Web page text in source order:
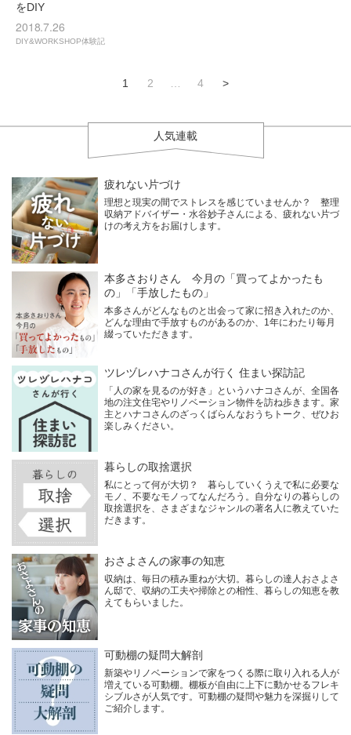
をDIY
2018.7.26
DIY&WORKSHOP体験記
1 2 … 4 >
人気連載
疲れない片づけ
理想と現実の間でストレスを感じていませんか？ 整理
収納アドバイザー・水谷妙子さんによる、疲れない片づ
けの考え方をお届けします。
本多さおりさん 今月の「買ってよかったも
の」「手放したもの」
本多さんがどんなものと出会って家に招き入れたのか、
どんな理由で手放すものがあるのか、1年にわたり毎月
綴っていただきます。
ツレヅレハナコさんが行く 住まい探訪記
「人の家を見るのが好き」というハナコさんが、全国各
地の注文住宅やリノベーション物件を訪ね歩きます。家
主とハナコさんのざっくばらんなおうちトーク、ぜひお
楽しみください。
暮らしの取捨選択
私にとって何が大切？ 暮らしていくうえで私に必要な
モノ、不要なモノってなんだろう。自分なりの暮らしの
取捨選択を、さまざまなジャンルの著名人に教えていた
だきます。
おさよさんの家事の知恵
収納は、毎日の積み重ねが大切。暮らしの達人おさよさ
ん邸で、収納の工夫や掃除との相性、暮らしの知恵を教
えてもらいました。
可動棚の疑問大解剖
新築やリノベーションで家をつくる際に取り入れる人が
増えている可動棚。棚板が自由に上下に動かせるフレキ
シブルさが人気です。可動棚の疑問や魅力を深掘りして
ご紹介します。